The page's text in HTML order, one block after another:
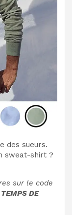
des sueurs.
sweat-shirt ?
sur le code
TEMPS DE